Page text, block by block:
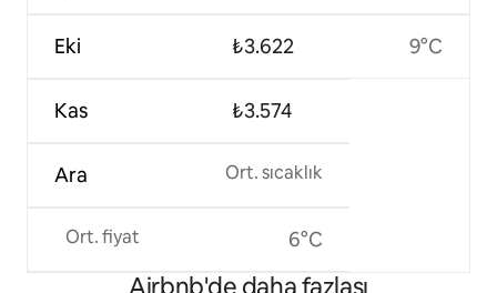
Eki
Kas
Ara
Ort. fiyat
₺3.622
₺3.574
Ort. sıcaklık
6°C
9°C